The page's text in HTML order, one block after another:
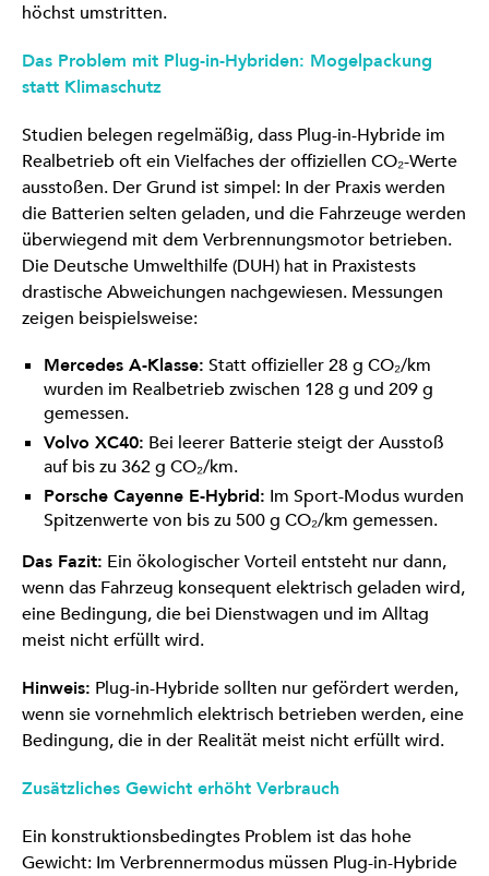
höchst umstritten.
Das Problem mit Plug-in-Hybriden: Mogelpackung
statt Klimaschutz
Studien belegen regelmäßig, dass Plug-in-Hybride im
Realbetrieb oft ein Vielfaches der offiziellen CO₂-Werte
ausstoßen. Der Grund ist simpel: In der Praxis werden
die Batterien selten geladen, und die Fahrzeuge werden
überwiegend mit dem Verbrennungsmotor betrieben.
Die Deutsche Umwelthilfe (DUH) hat in Praxistests
drastische Abweichungen nachgewiesen. Messungen
zeigen beispielsweise:
Mercedes A-Klasse: Statt offizieller 28 g CO₂/km
wurden im Realbetrieb zwischen 128 g und 209 g
gemessen.
Volvo XC40: Bei leerer Batterie steigt der Ausstoß
auf bis zu 362 g CO₂/km.
Porsche Cayenne E-Hybrid: Im Sport-Modus wurden
Spitzenwerte von bis zu 500 g CO₂/km gemessen.
Das Fazit: Ein ökologischer Vorteil entsteht nur dann,
wenn das Fahrzeug konsequent elektrisch geladen wird,
eine Bedingung, die bei Dienstwagen und im Alltag
meist nicht erfüllt wird.
Hinweis: Plug-in-Hybride sollten nur gefördert werden,
wenn sie vornehmlich elektrisch betrieben werden, eine
Bedingung, die in der Realität meist nicht erfüllt wird.
Zusätzliches Gewicht erhöht Verbrauch
Ein konstruktionsbedingtes Problem ist das hohe
Gewicht: Im Verbrennermodus müssen Plug-in-Hybride